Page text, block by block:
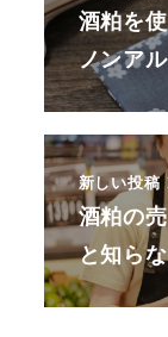
酒粕を
ノンア
新しい投稿
酒粕の
と知ら